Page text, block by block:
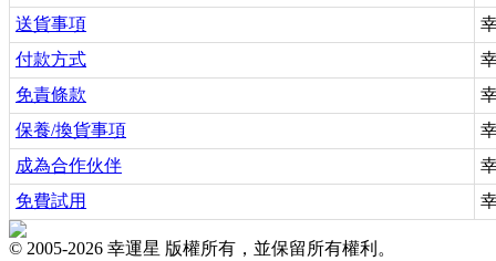
送貨事項
付款方式
免責條款
保養/換貨事項
成為合作伙伴
免費試用
© 2005-2026 幸運星 版權所有，並保留所有權利。